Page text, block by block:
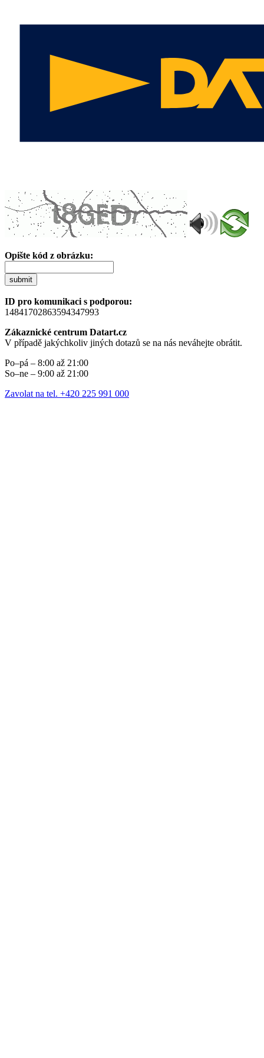
Opište kód z obrázku:
submit
ID pro komunikaci s podporou:
14841702863594347993
Zákaznické centrum Datart.cz
V případě jakýchkoliv jiných dotazů se na nás neváhejte obrátit.
Po–pá – 8:00 až 21:00
So–ne – 9:00 až 21:00
Zavolat na tel. +420 225 991 000